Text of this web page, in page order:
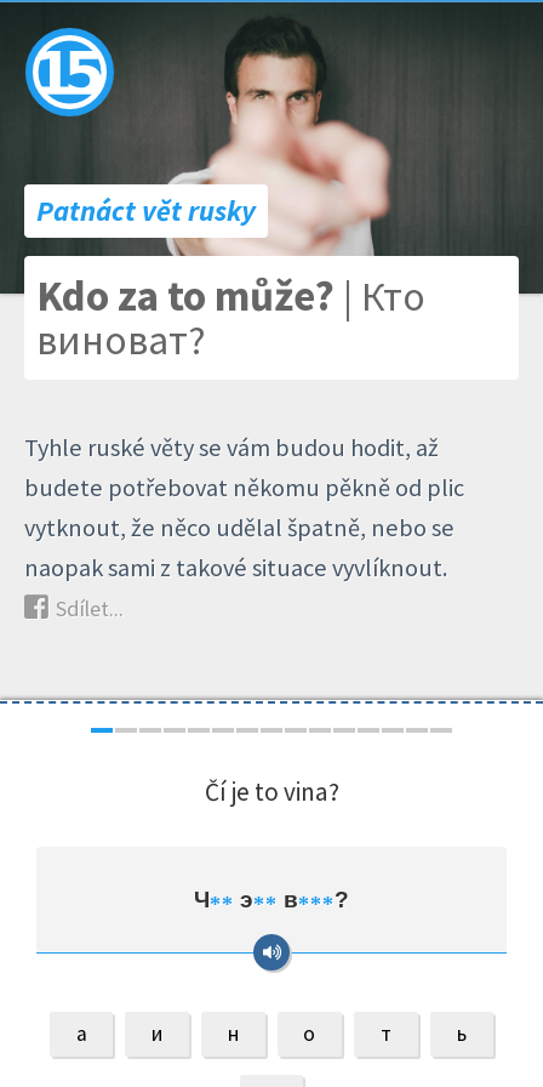
Patnáct vět rusky
Kdo za to může? | Кто
виноват?
Tyhle ruské věty se vám budou hodit, až
budete potřebovat někomu pěkně od plic
vytknout, že něco udělal špatně, nebo se
naopak sami z takové situace vyvlíknout.
Sdílet...
Čí je to vina?
Ч** э** в***?
а и н о т ь